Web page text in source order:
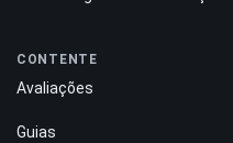
CONTENTE
Avaliações
Guias